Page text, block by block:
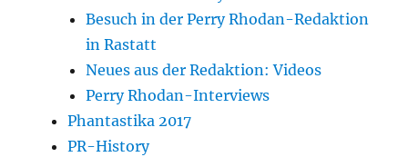
Besuch in der Perry Rhodan-Redaktion
in Rastatt
Neues aus der Redaktion: Videos
Perry Rhodan-Interviews
Phantastika 2017
PR-History